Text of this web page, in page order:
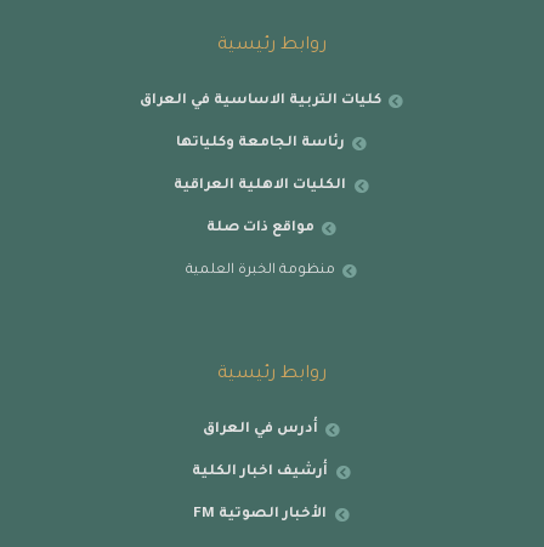
روابط رئيسية
كليات التربية الاساسية في العراق
رئاسة الجامعة وكلياتها
الكليات الاهلية العراقية
مواقع ذات صلة
منظومة الخبرة العلمية
روابط رئيسية
أدرس في العراق
أرشيف اخبار الكلية
الأخبار الصوتية FM